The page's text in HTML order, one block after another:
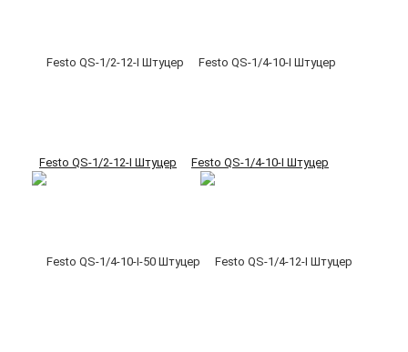
Festo QS-1/2-12-I Штуцер Festo QS-1/4-10-I Штуцер